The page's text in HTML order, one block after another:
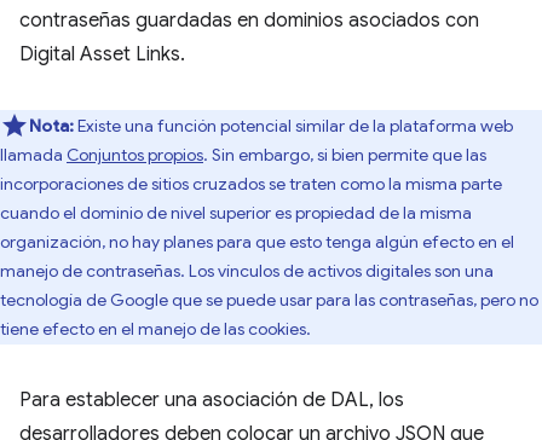
contraseñas guardadas en dominios asociados con
Digital Asset Links.
Nota:Existe una función potencial similar de la plataforma web
llamada Conjuntos propios. Sin embargo, si bien permite que las
incorporaciones de sitios cruzados se traten como la misma parte
cuando el dominio de nivel superior es propiedad de la misma
organización, no hay planes para que esto tenga algún efecto en el
manejo de contraseñas. Los vínculos de activos digitales son una
tecnología de Google que se puede usar para las contraseñas, pero no
tiene efecto en el manejo de las cookies.
Para establecer una asociación de DAL, los
desarrolladores deben colocar un archivo JSON que